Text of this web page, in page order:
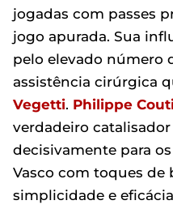
jogadas com passes
jogo apurada. Sua
pelo elevado número
assistência cirúrgica
Vegetti. Philippe
verdadeiro
decisivamente para
Vasco com toques de
simplicidade e